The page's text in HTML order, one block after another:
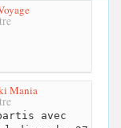
Mania
avec